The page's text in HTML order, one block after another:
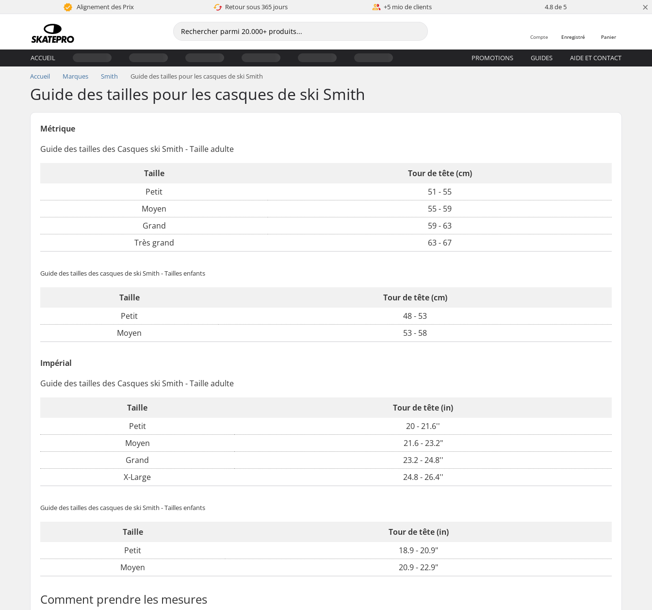
Alignement des Prix Retour sous 365 jours +5 mio de clients 4.8 de 5 ×
Panier
Enregistré
Compte
ACCUEIL PROMOTIONS GUIDES AIDE ET CONTACT
Accueil Marques Smith Guide des tailles pour les casques de ski Smith
Guide des tailles pour les casques de ski Smith
Métrique
Guide des tailles des Casques ski Smith - Taille adulte
Taille
Tour de tête (cm)
Petit
51 - 55
Moyen
55 - 59
Grand
59 - 63
Très grand
63 - 67
Guide des tailles des casques de ski Smith - Tailles enfants
Taille
Tour de tête (cm)
Petit
48 - 53
Moyen
53 - 58
Impérial
Guide des tailles des Casques ski Smith - Taille adulte
Taille
Tour de tête (in)
Petit
20 - 21.6''
Moyen
21.6 - 23.2"
Grand
23.2 - 24.8''
X-Large
24.8 - 26.4''
Guide des tailles des casques de ski Smith - Tailles enfants
Taille
Tour de tête (in)
Petit
18.9 - 20.9"
Moyen
20.9 - 22.9"
Comment prendre les mesures